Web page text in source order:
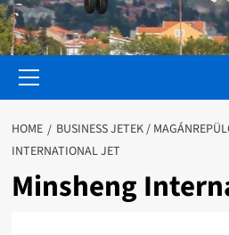
Menu
HOME BUSINESS JETEK /
INTERNATIONAL JET
Minsheng